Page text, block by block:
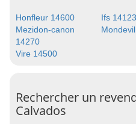
Honfleur 14600
Ifs 14123
Mezidon-canon
14270
Vire 14500
Rechercher un
Calvados